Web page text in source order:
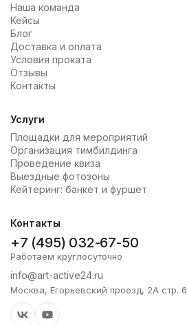
Наша команда
Кейсы
Блог
Доставка и оплата
Условия проката
Отзывы
Контакты
Услуги
Площадки для мероприятий
Организация тимбилдинга
Проведение квиза
Выездные фотозоны
Кейтеринг: банкет и фуршет
Контакты
+7 (495) 032-67-50
Работаем круглосуточно
info@art-active24.ru
Москва, Егорьевский проезд, 2А стр. 6